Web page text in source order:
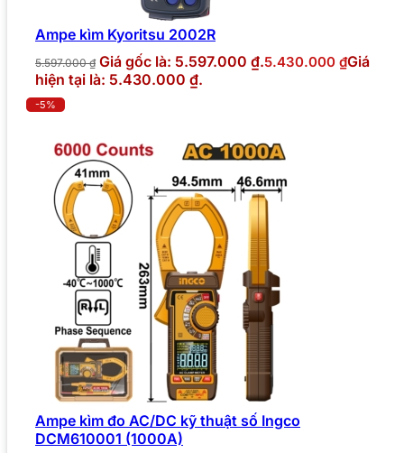
Ampe kìm Kyoritsu 2002R
5.597.000₫ Giá gốc là: 5.597.000 ₫.5.430.000 ₫Giá
hiện tại là: 5.430.000 ₫.
-5%
Ampe kìm đo AC/DC kỹ thuật số Ingco
DCM610001 (1000A)